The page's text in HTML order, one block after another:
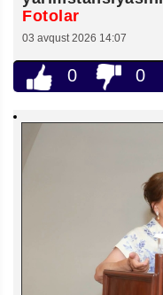
Fotolar
03 avqust 2026 14:07
0 0